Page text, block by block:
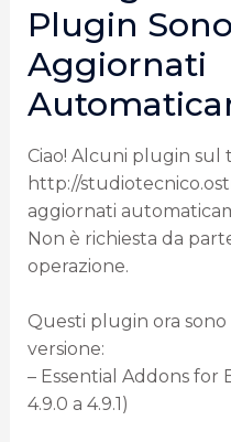
Plugin
Aggiornati
Ciao! Alcuni plugin sul
http://
aggiornati
Non è richiesta da
operazione.
Questi plugin ora
versione:
– Essential Addons for
4.9.0 a 4.9.1)